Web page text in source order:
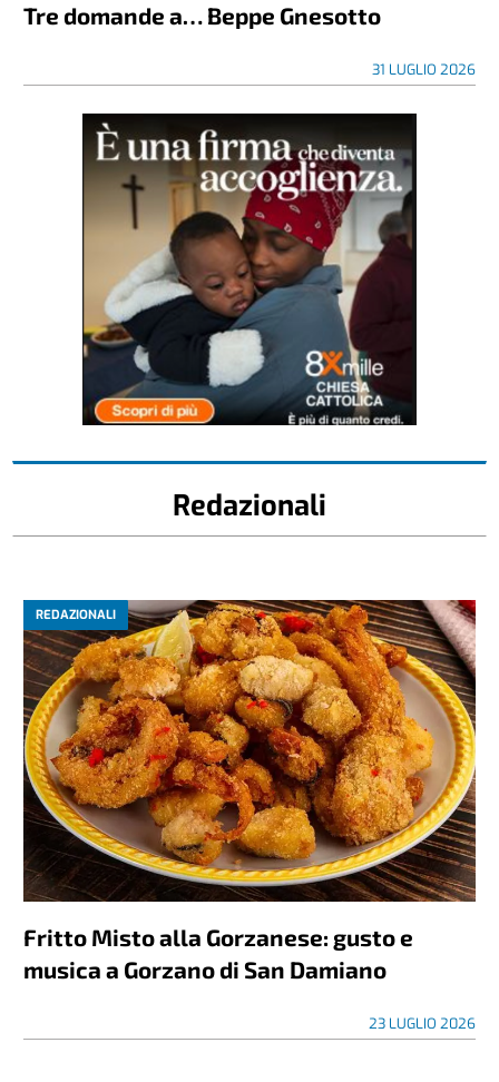
Tre domande a… Beppe Gnesotto
31 LUGLIO 2026
Redazionali
REDAZIONALI
Fritto Misto alla Gorzanese: gusto e
musica a Gorzano di San Damiano
23 LUGLIO 2026